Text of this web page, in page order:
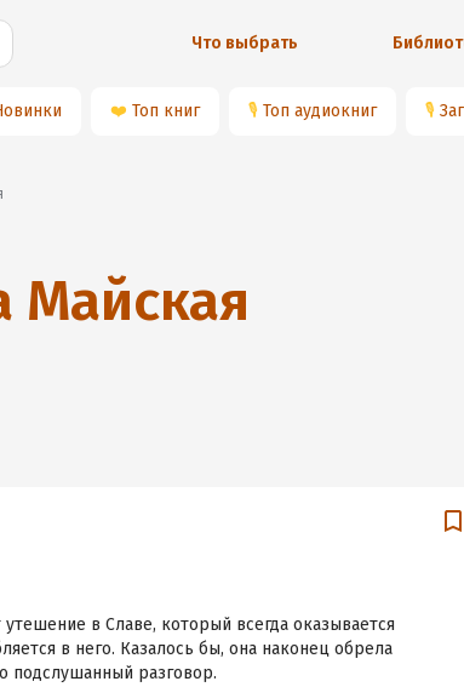
Что выбрать
❤️ Топ книг 🎙 Топ аудиокниг 🎙
Майская
в Славе, который всегда оказывается
в него. Казалось бы, она наконец обрела
подслушанный разговор.